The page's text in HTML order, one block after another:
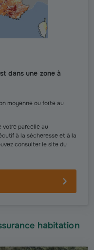
dans une zone à
moyenne ou forte au
votre parcelle au
à la sécheresse et à la
consulter le site du
habitation